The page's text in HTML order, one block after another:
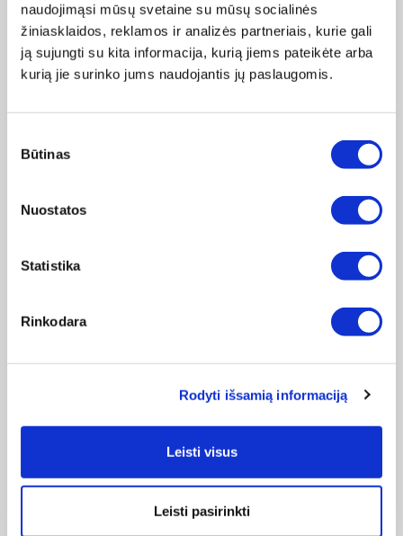
naudojimąsi mūsų svetaine su mūsų socialinės
žiniasklaidos, reklamos ir analizės partneriais, kurie gali
ją sujungti su kita informacija, kurią jiems pateikėte arba
kurią jie surinko jums naudojantis jų paslaugomis.
pasirinkimas
Būtinas
Nuostatos
Statistika
Rinkodara
Rodyti išsamią informaciją
Leisti visus
Leisti pasirinkti
„ZEPTER“ PUODŲ KRAŠTAS
Neišsilieja, jis vėsesnis už puodo dugną ir visada lieka
„ZEPTER“ PUODŲ SIENELĖS
Visada vėsesni už dugną, leidžia kondensuoti maistinius
„ZEPTER“ RANKENOS
Patentuotos „Zepter“ rankenos yra unikalaus dizaino ir
liečiasi su „Zepter Smart Line Masterpiece“ puodų korpusu.
Dėl ergonomiško ir stilingo dizaino tokias rankenas patogu
suimti ir laikyti. Puodus su tokiomis rankenomis saugu